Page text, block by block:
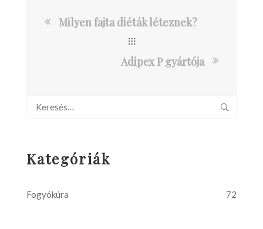
Milyen fajta diéták léteznek?
Adipex P gyártója
Kategóriák
Fogyókúra 72